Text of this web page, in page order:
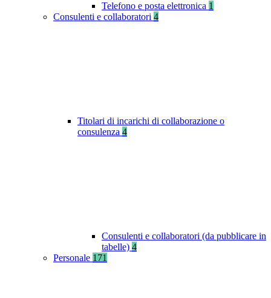
Telefono e posta elettronica 1
Consulenti e collaboratori 4
Titolari di incarichi di collaborazione o
consulenza 4
Consulenti e collaboratori (da pubblicare in
tabelle) 4
Personale 171